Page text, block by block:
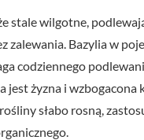
stale wilgotne,
zalewania. Bazylia w
codziennego
jest żyzna i wzbogacona
słabo rosną,